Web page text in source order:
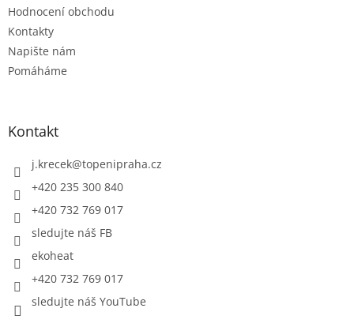
Hodnocení obchodu
Kontakty
Napište nám
Pomáháme
Kontakt
j.krecek@topenipraha.cz
+420 235 300 840
+420 732 769 017
sledujte náš FB
ekoheat
+420 732 769 017
sledujte náš YouTube